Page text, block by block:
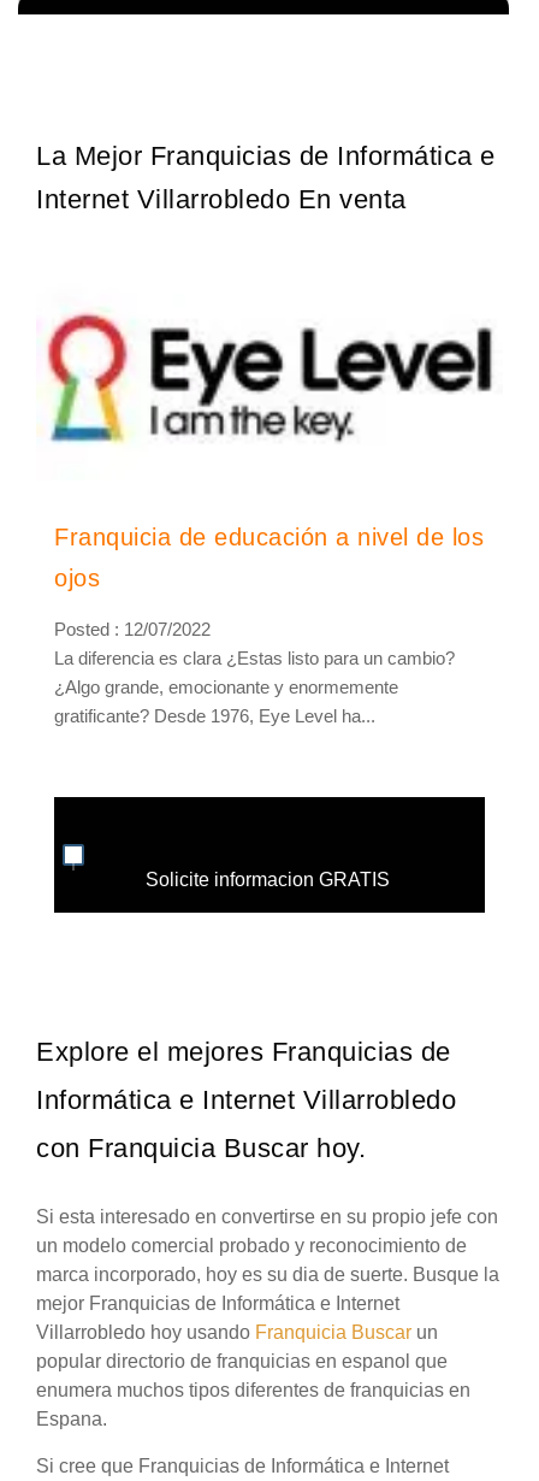
La Mejor Franquicias de Informática e
Internet Villarrobledo En venta
Franquicia de educación a nivel de los
ojos
Posted : 12/07/2022
La diferencia es clara ¿Estas listo para un cambio?
¿Algo grande, emocionante y enormemente
gratificante? Desde 1976, Eye Level ha...
Solicite informacion GRATIS
Explore el mejores Franquicias de
Informática e Internet Villarrobledo
con Franquicia Buscar hoy.
Si esta interesado en convertirse en su propio jefe con
un modelo comercial probado y reconocimiento de
marca incorporado, hoy es su dia de suerte. Busque la
mejor Franquicias de Informática e Internet
Villarrobledo hoy usando Franquicia Buscar un
popular directorio de franquicias en espanol que
enumera muchos tipos diferentes de franquicias en
Espana.
Si cree que Franquicias de Informática e Internet